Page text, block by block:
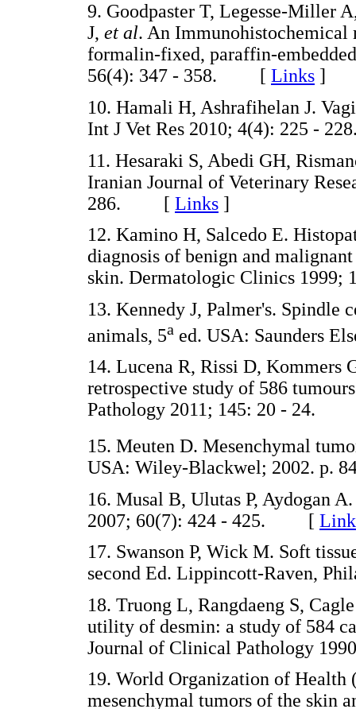
9. Goodpaster T, Legesse-Miller
J, et al. An
formalin-fixed, paraffin-
56(4): 347 - 358. [ Links ]
10. Hamali H, Ashrafihelan J.
Int J Vet Res 2010; 4(4): 225
11. Hesaraki S, Abedi GH,
Iranian Journal of Veterinary
286. [ Links ]
12. Kamino H, Salcedo E.
diagnosis of benign and
skin. Dermatologic Clinics
13. Kennedy J, Palmer's. Spindle
animals, 5a ed. USA: Saunders
14. Lucena R, Rissi D, Kommers
retrospective study of 586
Pathology 2011; 145: 20 -
15. Meuten D. Mesenchymal
USA: Wiley-Blackwel; 2002. p.
16. Musal B, Ulutas P, Aydogan
2007; 60(7): 424 - 425. [
17. Swanson P, Wick M. Soft
second Ed. Lippincott-Raven,
18. Truong L, Rangdaeng S,
utility of desmin: a study of 584
Journal of Clinical Pathology
19. World Organization of
mesenchymal tumors of the skin